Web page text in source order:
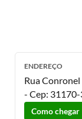
ENDEREÇO
Rua
- Cep:
Como chegar